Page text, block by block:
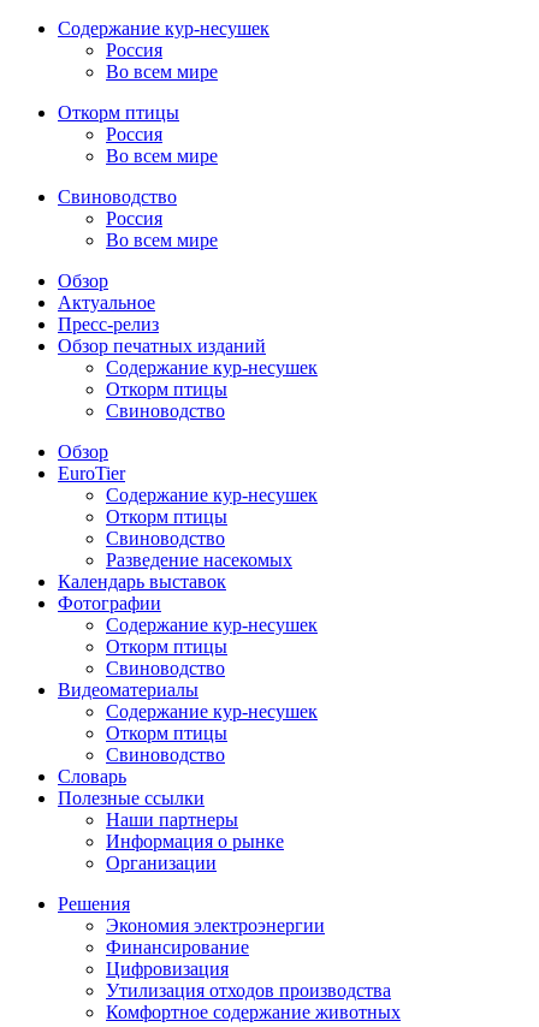
Содержание кур-несушек
Россия
Во всем мире
Откорм птицы
Россия
Во всем мире
Свиноводство
Россия
Во всем мире
Обзор
Актуальное
Пресс-релиз
Обзор печатных изданий
Содержание кур-несушек
Откорм птицы
Свиноводство
Обзор
EuroTier
Содержание кур-несушек
Откорм птицы
Свиноводство
Разведение насекомых
Календарь выставок
Фотографии
Содержание кур-несушек
Откорм птицы
Свиноводство
Видеоматериалы
Содержание кур-несушек
Откорм птицы
Свиноводство
Словарь
Полезные ссылки
Наши партнеры
Информация о рынке
Организации
Решения
Экономия электроэнергии
Финансирование
Цифровизация
Утилизация отходов производства
Комфортное содержание животных